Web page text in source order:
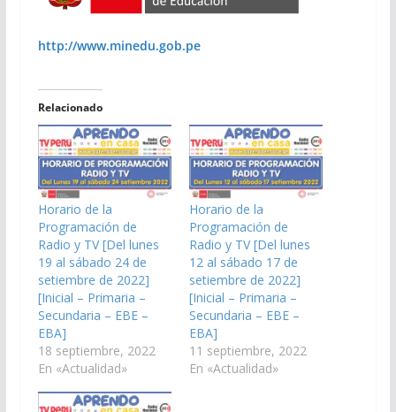
http://www.minedu.gob.pe
Relacionado
Horario de la
Programación de
Radio y TV [Del lunes
19 al sábado 24 de
setiembre de 2022]
[Inicial – Primaria –
Secundaria – EBE –
EBA]
18 septiembre, 2022
En «Actualidad»
Horario de la
Programación de
Radio y TV [Del lunes
12 al sábado 17 de
setiembre de 2022]
[Inicial – Primaria –
Secundaria – EBE –
EBA]
11 septiembre, 2022
En «Actualidad»